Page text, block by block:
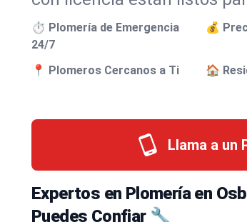
⏱️ Plomería de Emergencia
24/7
💰
📍 Plomeros Cercanos a Ti
🏠
Llama a un
Expertos en Plomería en
Puedes Confiar 🔧